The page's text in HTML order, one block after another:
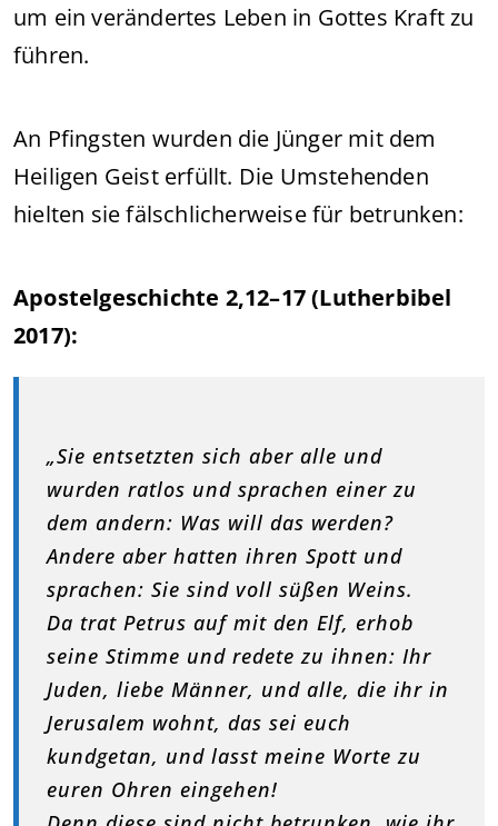
um ein verändertes Leben in Gottes Kraft zu
führen.
An Pfingsten wurden die Jünger mit dem
Heiligen Geist erfüllt. Die Umstehenden
hielten sie fälschlicherweise für betrunken:
Apostelgeschichte 2,12–17 (Lutherbibel
2017):
„Sie entsetzten sich aber alle und
wurden ratlos und sprachen einer zu
dem andern: Was will das werden?
Andere aber hatten ihren Spott und
sprachen: Sie sind voll süßen Weins.
Da trat Petrus auf mit den Elf, erhob
seine Stimme und redete zu ihnen: Ihr
Juden, liebe Männer, und alle, die ihr in
Jerusalem wohnt, das sei euch
kundgetan, und lasst meine Worte zu
euren Ohren eingehen!